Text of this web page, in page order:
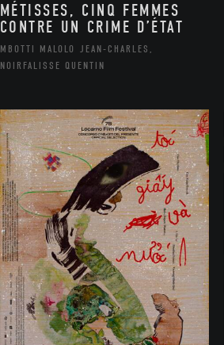
MÉTISSES, CINQ FEMMES
CONTRE UN CRIME D’ÉTAT
MBOTTI MALOLO JEAN-CHARLES,
NOIRFALISSE QUENTIN